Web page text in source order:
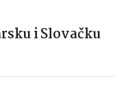
i Slovačku